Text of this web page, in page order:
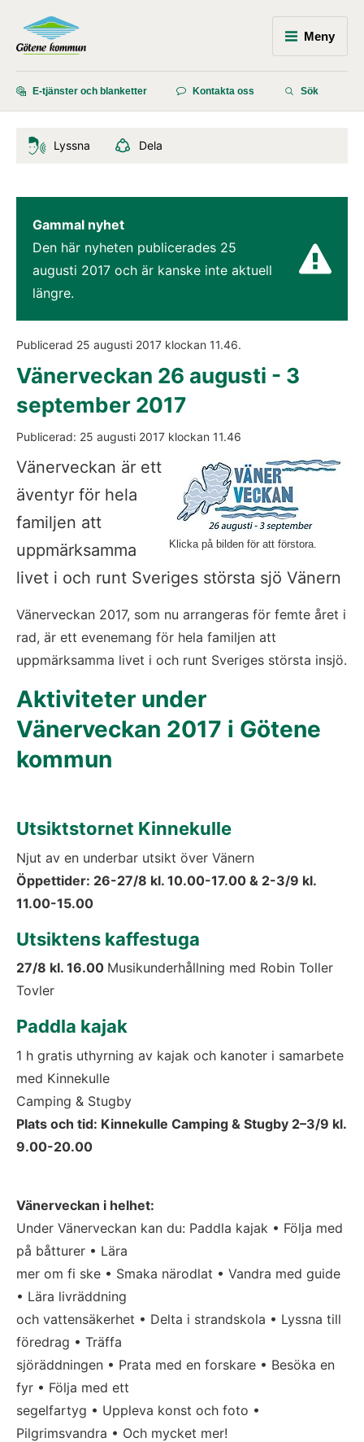
Meny
E-tjänster och blanketter Kontakta oss Sök
Lyssna Dela
Gammal nyhet
Den här nyheten publicerades 25
augusti 2017 och är kanske inte aktuell
längre.
Publicerad 25 augusti 2017 klockan 11.46.
Vänerveckan 26 augusti - 3
september 2017
Publicerad: 25 augusti 2017 klockan 11.46
Klicka på bilden för att förstora.
Vänerveckan är ett
äventyr för hela
familjen att
uppmärksamma
livet i och runt Sveriges största sjö Vänern
Vänerveckan 2017, som nu arrangeras för femte året i
rad, är ett evenemang för hela familjen att
uppmärksamma livet i och runt Sveriges största insjö.
Aktiviteter under
Vänerveckan 2017 i Götene
kommun
Utsiktstornet Kinnekulle
Njut av en underbar utsikt över Vänern
Öppettider: 26-27/8 kl. 10.00-17.00 & 2-3/9 kl.
11.00-15.00
Utsiktens kaffestuga
27/8 kl. 16.00 Musikunderhållning med Robin Toller
Tovler
Paddla kajak
1 h gratis uthyrning av kajak och kanoter i samarbete
med Kinnekulle
Camping & Stugby
Plats och tid: Kinnekulle Camping & Stugby 2–3/9 kl.
9.00-20.00
Vänerveckan i helhet:
Under Vänerveckan kan du: Paddla kajak • Följa med
på båtturer • Lära
mer om fi ske • Smaka närodlat • Vandra med guide
• Lära livräddning
och vattensäkerhet • Delta i strandskola • Lyssna till
föredrag • Träffa
sjöräddningen • Prata med en forskare • Besöka en
fyr • Följa med ett
segelfartyg • Uppleva konst och foto •
Pilgrimsvandra • Och mycket mer!